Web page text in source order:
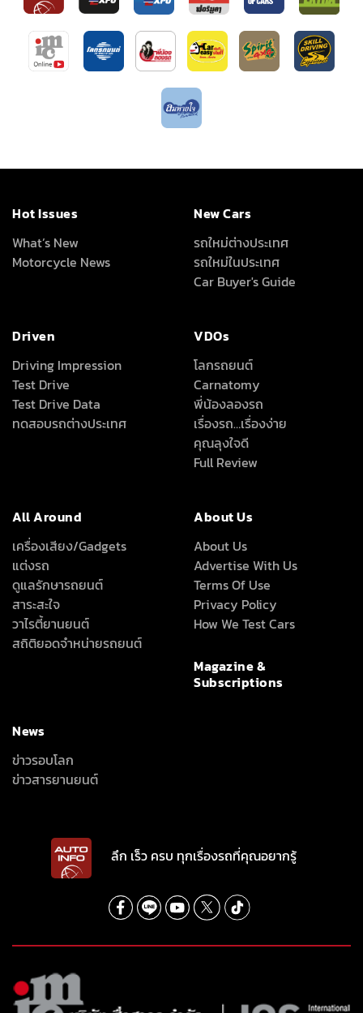
Hot Issues
What’s New
Motorcycle News
New Cars
รถใหม่ต่างประเทศ
รถใหม่ในประเทศ
Car Buyer's Guide
Driven
Driving Impression
Test Drive
Test Drive Data
ทดสอบรถต่างประเทศ
VDOs
โลกรถยนต์
Carnatomy
พี่น้องลองรถ
เรื่องรถ…เรื่องง่าย
คุณลุงใจดี
Full Review
All Around
เครื่องเสียง/Gadgets
แต่งรถ
ดูแลรักษารถยนต์
สาระสะใจ
วาไรตี้ยานยนต์
สถิติยอดจำหน่ายรถยนต์
About Us
About Us
Advertise With Us
Terms Of Use
Privacy Policy
How We Test Cars
Magazine &
Subscriptions
News
ข่าวรอบโลก
ข่าวสารยานยนต์
ลึก เร็ว ครบ ทุกเรื่องรถที่คุณอยากรู้